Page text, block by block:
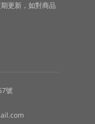
更新，如對商品
號